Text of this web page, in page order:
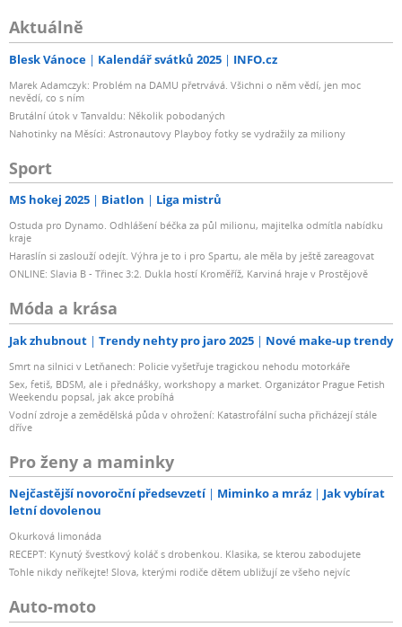
Aktuálně
Blesk Vánoce Kalendář svátků 2025 INFO.cz
Marek Adamczyk: Problém na DAMU přetrvává. Všichni o něm vědí, jen moc
nevědí, co s ním
Brutální útok v Tanvaldu: Několik pobodaných
Nahotinky na Měsíci: Astronautovy Playboy fotky se vydražily za miliony
Sport
MS hokej 2025 Biatlon Liga mistrů
Ostuda pro Dynamo. Odhlášení béčka za půl milionu, majitelka odmítla nabídku
kraje
Haraslín si zaslouží odejít. Výhra je to i pro Spartu, ale měla by ještě zareagovat
ONLINE: Slavia B - Třinec 3:2. Dukla hostí Kroměříž, Karviná hraje v Prostějově
Móda a krása
Jak zhubnout Trendy nehty pro jaro 2025 Nové make-up trendy
Smrt na silnici v Letňanech: Policie vyšetřuje tragickou nehodu motorkáře
Sex, fetiš, BDSM, ale i přednášky, workshopy a market. Organizátor Prague Fetish
Weekendu popsal, jak akce probíhá
Vodní zdroje a zemědělská půda v ohrožení: Katastrofální sucha přicházejí stále
dříve
Pro ženy a maminky
Nejčastější novoroční předsevzetí Miminko a mráz
Jak vybírat
letní dovolenou
Okurková limonáda
RECEPT: Kynutý švestkový koláč s drobenkou. Klasika, se kterou zabodujete
Tohle nikdy neříkejte! Slova, kterými rodiče dětem ubližují ze všeho nejvíc
Auto-moto